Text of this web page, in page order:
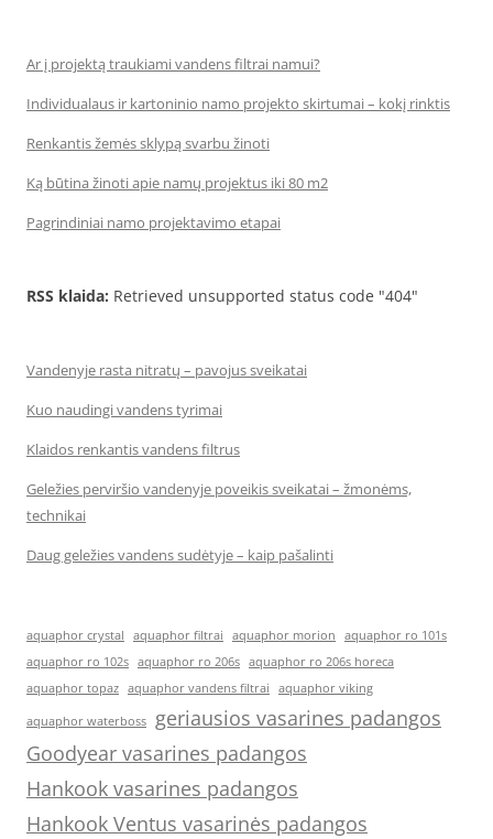
Ar į projektą traukiami vandens filtrai namui?
Individualaus ir kartoninio namo projekto skirtumai – kokį rinktis
Renkantis žemės sklypą svarbu žinoti
Ką būtina žinoti apie namų projektus iki 80 m2
Pagrindiniai namo projektavimo etapai
RSS klaida: Retrieved unsupported status code "404"
Vandenyje rasta nitratų – pavojus sveikatai
Kuo naudingi vandens tyrimai
Klaidos renkantis vandens filtrus
Geležies perviršio vandenyje poveikis sveikatai – žmonėms,
technikai
Daug geležies vandens sudėtyje – kaip pašalinti
aquaphor crystal aquaphor filtrai aquaphor morion
aquaphor ro 101s
aquaphor ro 102s aquaphor ro 206s aquaphor ro 206s horeca
aquaphor topaz aquaphor vandens filtrai aquaphor viking
aquaphor waterboss
geriausios vasarines padangos
Goodyear vasarines padangos
Hankook vasarines padangos
Hankook Ventus vasarinės padangos